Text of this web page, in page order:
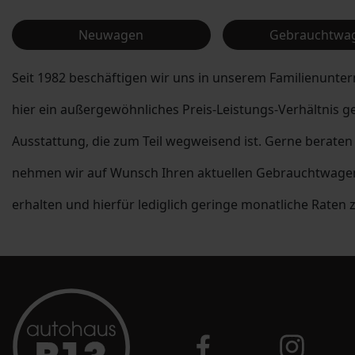
Neuwagen
Seit 1982 beschäftigen wir uns in unserem
hier ein außergewöhnliches Preis-Leistungs-Verhältnis
Ausstattung, die zum Teil wegweisend ist. Gerne
nehmen wir auf Wunsch Ihren aktuellen
erhalten und hierfür lediglich geringe monatliche Raten